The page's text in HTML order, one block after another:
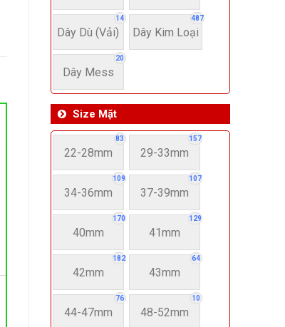
14
Dây Dù (Vải)
487
Dây Kim Loại
20
Dây Mess
Size Mặt
83
22-28mm
157
29-33mm
109
34-36mm
107
37-39mm
170
40mm
129
41mm
182
42mm
64
43mm
76
44-47mm
10
48-52mm